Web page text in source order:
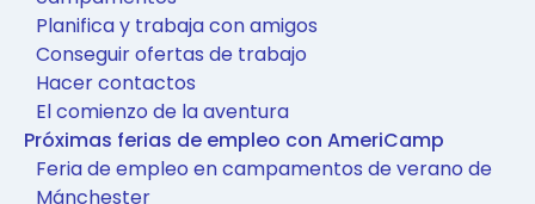
Planifica y trabaja con amigos
Conseguir ofertas de trabajo
Hacer contactos
El comienzo de la aventura
Próximas ferias de empleo con AmeriCamp
Feria de empleo en campamentos de verano de
Mánchester